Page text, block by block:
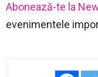
Abonează-te la
evenimentele